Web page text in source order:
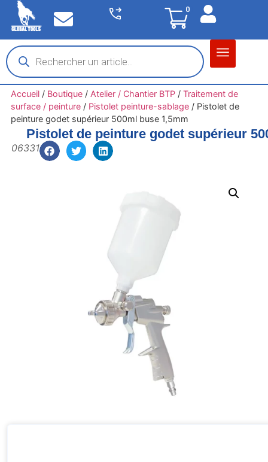
0
Accueil/ Boutique/ Atelier / Chantier BTP/ Traitement de
surface / peinture/ Pistolet peinture-sablage/ Pistolet de
peinture godet supérieur 500ml buse 1,5mm
Pistolet de peinture godet supérieur
06331